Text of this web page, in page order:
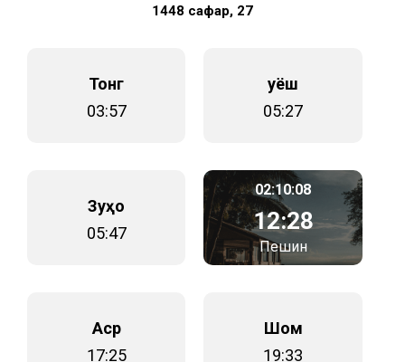
1448 сафар, 27
Тонг
03:57
Қуёш
05:27
Зуҳо
05:47
02:10:08
12:28
Пешин
Аср
17:25
Шом
19:33